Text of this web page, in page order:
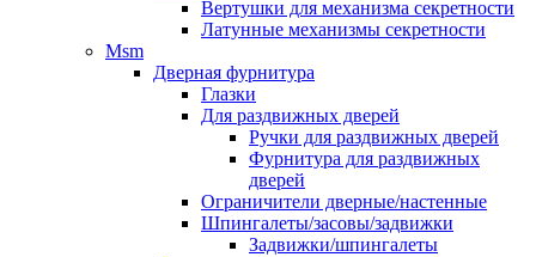
Вертушки для механизма секретности
Латунные механизмы секретности
Msm
Дверная фурнитура
Глазки
Для раздвижных дверей
Ручки для раздвижных дверей
Фурнитура для раздвижных
дверей
Ограничители дверные/настенные
Шпингалеты/засовы/задвижки
Задвижки/шпингалеты